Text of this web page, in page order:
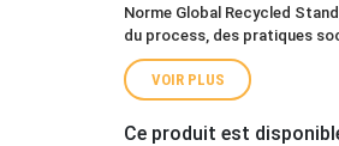
Norme Global Recycled
du process, des pratiques
VOIR PLUS
Ce produit est